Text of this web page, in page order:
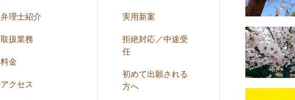
弁理士紹介
取扱業務
料金
アクセス
実用新案
拒絶対応／中途受
任
初めて出願される
方へ